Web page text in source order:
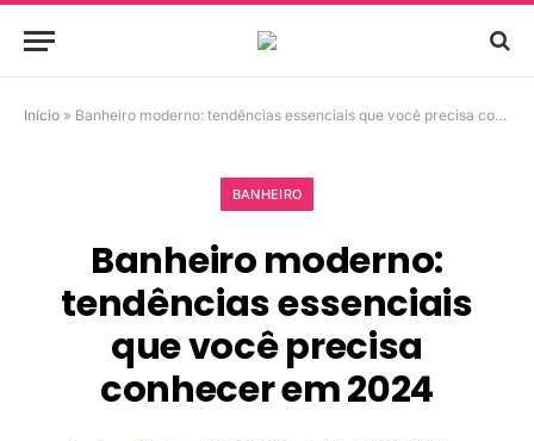
Início » Banheiro moderno: tendências essenciais que você precisa conhecer em 2024
BANHEIRO
Banheiro moderno:
tendências essenciais
que você precisa
conhecer em 2024